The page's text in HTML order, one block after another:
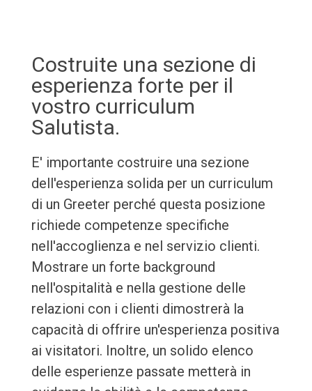
Costruite una sezione di
esperienza forte per il
vostro curriculum
Salutista.
E' importante costruire una sezione
dell'esperienza solida per un curriculum
di un Greeter perché questa posizione
richiede competenze specifiche
nell'accoglienza e nel servizio clienti.
Mostrare un forte background
nell'ospitalità e nella gestione delle
relazioni con i clienti dimostrerà la
capacità di offrire un'esperienza positiva
ai visitatori. Inoltre, un solido elenco
delle esperienze passate metterà in